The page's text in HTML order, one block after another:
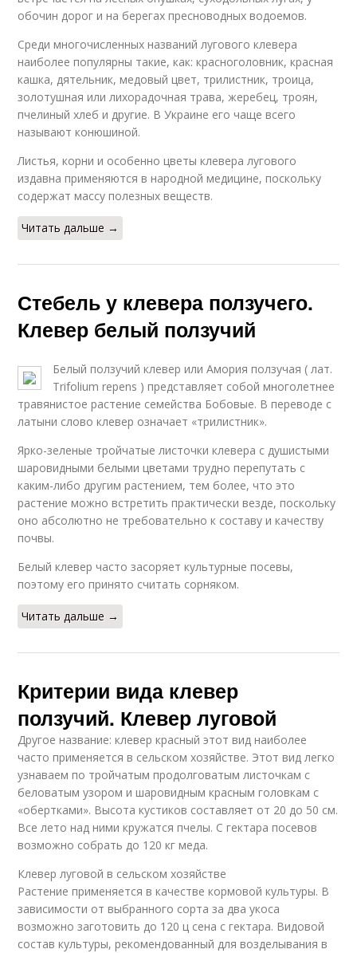
обочин дорог и на берегах пресноводных водоемов.
Среди многочисленных названий лугового клевера
наиболее популярны такие, как: красноголовник, красная
кашка, дятельник, медовый цвет, трилистник, троица,
золотушная или лихорадочная трава, жеребец, троян,
пчелиный хлеб и другие. В Украине его чаще всего
называют конюшиной.
Листья, корни и особенно цветы клевера лугового
издавна применяются в народной медицине, поскольку
содержат массу полезных веществ.
Читать дальше →
Стебель у клевера ползучего.
Клевер белый ползучий
Белый ползучий клевер или Амория ползучая ( лат.
Trifolium repens ) представляет собой многолетнее
травянистое растение семейства Бобовые. В переводе с
латыни слово клевер означает «трилистник».
Ярко-зеленые тройчатые листочки клевера с душистыми
шаровидными белыми цветами трудно перепутать с
каким-либо другим растением, тем более, что это
растение можно встретить практически везде, поскольку
оно абсолютно не требовательно к составу и качеству
почвы.
Белый клевер часто засоряет культурные посевы,
поэтому его принято считать сорняком.
Читать дальше →
Критерии вида клевер
ползучий. Клевер луговой
Другое название: клевер красный этот вид наиболее
часто применяется в сельском хозяйстве. Этот вид легко
узнаваем по тройчатым продолговатым листочкам с
беловатым узором и шаровидным красным головкам с
«обертками». Высота кустиков составляет от 20 до 50 см.
Все лето над ними кружатся пчелы. С гектара посевов
возможно собрать до 120 кг меда.
Клевер луговой в сельском хозяйстве
Растение применяется в качестве кормовой культуры. В
зависимости от выбранного сорта за два укоса
возможно заготовить до 120 ц сена с гектара. Видовой
состав культуры, рекомендованный для возделывания в